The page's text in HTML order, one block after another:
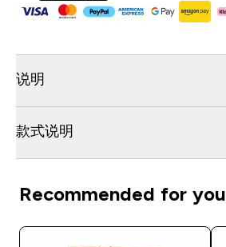
说明
款式说明
Recommended for you